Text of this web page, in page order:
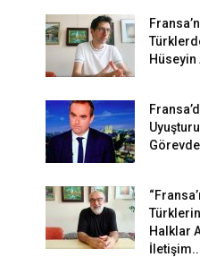
Hüseyin
Halklar